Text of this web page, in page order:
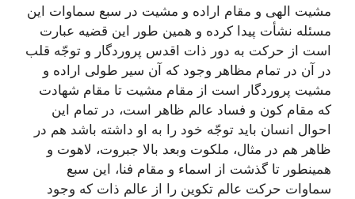
مشیت الهی و مقام اراده و مشیت در سبع سماوات این
مسئله نشأت پیدا کرده و همین طور این قضیه عبارت
است از حرکت به دور ذات اقدس پروردگار و توجّه قلب
در آن در تمام مظاهر وجود که آن سیر طولی اراده و
مشیت پروردگار است از مقام مشیت تا مقام شهادت
که مقام کون و فساد عالم ظاهر است، در تمام این
احوال انسان باید توجّه خود را به او داشته باشد هم در
ظاهر هم در مثال، ملکوت وبعد بالا جبروت، لاهوت و
همینطور تا گذشت از اسماء و مقام فنا، این سبع
سماوات حرکت عالم تکوین را از عالم ذات که وجود